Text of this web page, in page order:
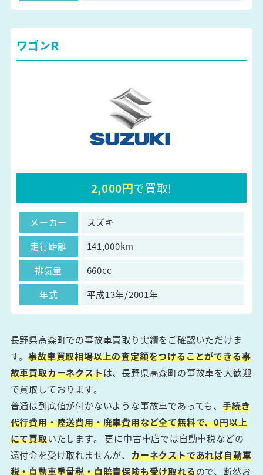
ワゴンR
2,000円で買取!
メーカー
スズキ
走行距離
141,000km
排気量
660cc
年式
平成13年/2001年
長野県高森町での事故車買取り実績をご確認いただけま
す。事故車買取相場以上の査定額をつけることができる事
故車買取カーネクストは、長野県高森町の事故車を大歓迎
で買取しております。
普通は到底値が付かないような事故車であっても、手続き
代行費用・陸送費用・廃車費用など全て無料で、0円以上
にて買取いたします。 更に中古車店では自動車税などの
還付金を受け取れませんが、カーネクストであれば自動車
税・自動車重量税・自賠責保険も受け取れるので、断然お